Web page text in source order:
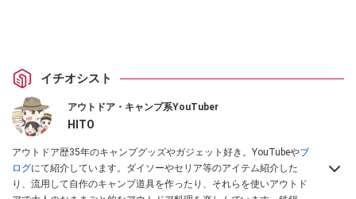
イチオシスト
アウトドア・キャンプ系YouTuber
HITO
アウトドア歴35年のキャンプグッズやガジェット好き。YouTubeやブ
ログにて紹介しています。ダイソーやセリア等のアイテム紹介した
り、流用して自作のキャンプ道具を作ったり、それらを使いアウトド